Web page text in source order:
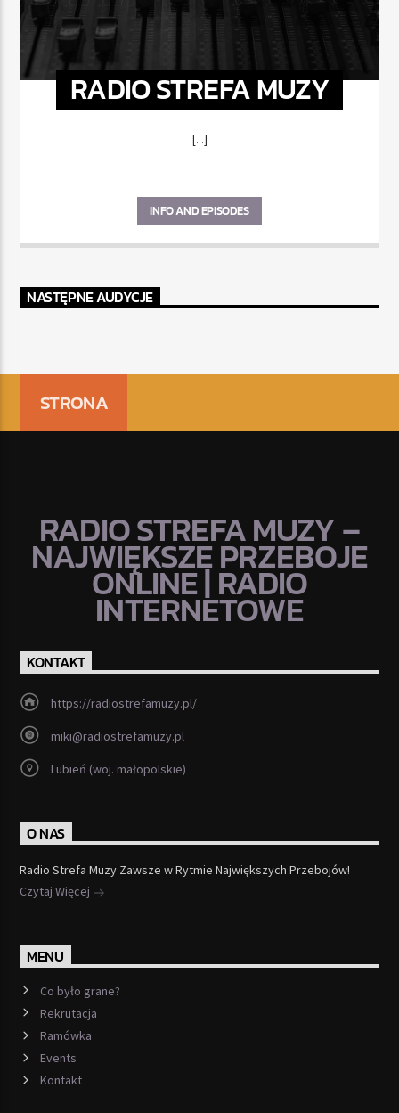
RADIO STREFA MUZY
[...]
INFO AND EPISODES
NASTĘPNE AUDYCJE
STRONA
RADIO STREFA MUZY –
NAJWIĘKSZE PRZEBOJE
ONLINE | RADIO
INTERNETOWE
KONTAKT
https://radiostrefamuzy.pl/
miki@radiostrefamuzy.pl
Lubień (woj. małopolskie)
O NAS
Radio Strefa Muzy Zawsze w Rytmie Największych Przebojów!
Czytaj Więcej
MENU
Co było grane?
Rekrutacja
Ramówka
Events
Kontakt